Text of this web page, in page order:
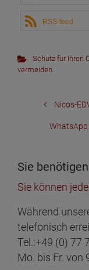
RSS-feed
Schutz für Ihren
vermeiden.
Nicos-
WhatsApp
Sie
Sie können
Während
telefonisch
Tel.:+49 (0) 77
Mo. bis Fr. von